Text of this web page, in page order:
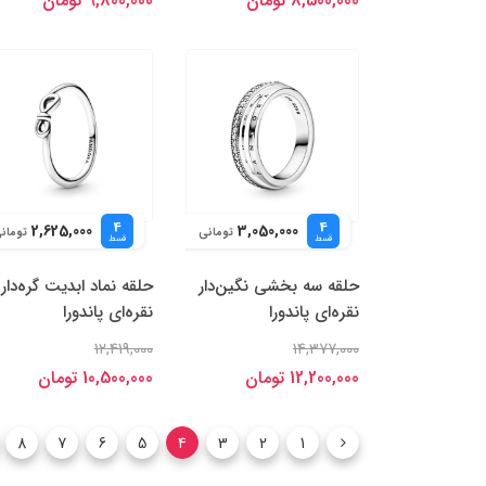
4
قسط 3,050,000 تومانی
حلقه سه‌ بخشی نگین‌دار
نقره‌ای پاندورا
14,377,000
12,200,000 تومان
4
قسط 2,625,000
حلقه نماد ابدیت گره‌دار
نقره‌ای پاندورا
12,419,000
10,500,000 تومان
1
2
3
4
5
6
7
8